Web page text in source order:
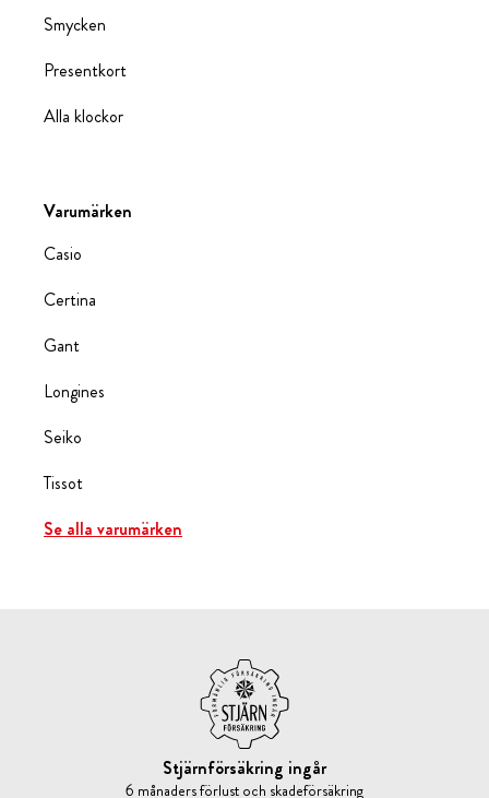
Smycken
Presentkort
Alla klockor
Varumärken
Casio
Certina
Gant
Longines
Seiko
Tissot
Se alla varumärken
Stjärnförsäkring ingår
6 månaders förlust och skadeförsäkring